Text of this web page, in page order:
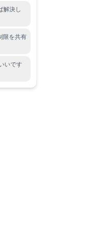
解決し
限を共有
いです